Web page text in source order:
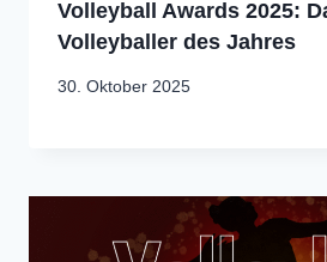
Volleyball Awards 2025:
Volleyballer des Jahres
30. Oktober 2025